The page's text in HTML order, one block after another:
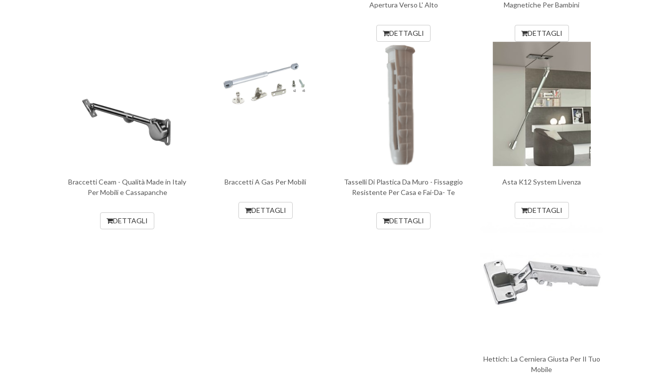
Apertura Verso L' Alto
DETTAGLI
Magnetiche Per Bambini
DETTAGLI
Braccetti Ceam - Qualità Made in Italy
Per Mobili e Cassapanche
DETTAGLI
Braccetti A Gas Per Mobili
DETTAGLI
Tasselli Di Plastica Da Muro - Fissaggio
Resistente Per Casa e Fai-Da- Te
DETTAGLI
Asta K12 System Livenza
DETTAGLI
Hettich: La Cerniera Giusta Per Il Tuo
Mobile